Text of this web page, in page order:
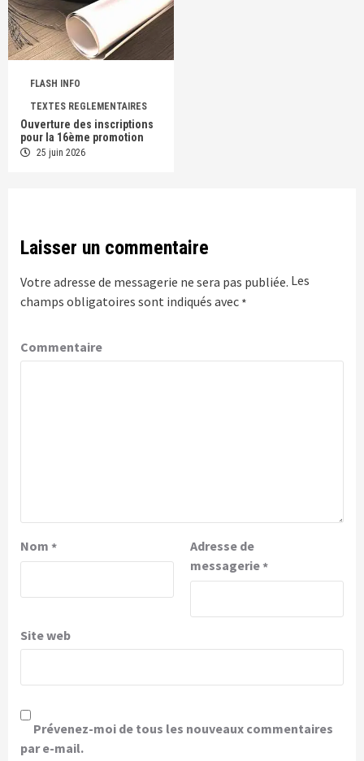
FLASH INFO
TEXTES REGLEMENTAIRES
Ouverture des inscriptions
pour la 16ème promotion
25 juin 2026
Laisser un commentaire
Votre adresse de messagerie ne sera pas publiée. Les
champs obligatoires sont indiqués avec *
Commentaire
Nom *
Adresse de
messagerie*
Site web
Prévenez-moi de tous les nouveaux commentaires
par e-mail.